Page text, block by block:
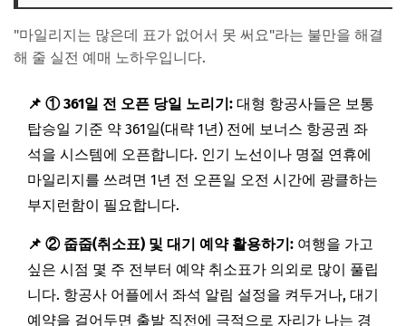
"마일리지는 많은데 표가 없어서 못 써요"라는 불만을 해결
해 줄 실전 예매 노하우입니다.
📌 ① 361일 전 오픈 당일 노리기: 대형 항공사들은 보통
탑승일 기준 약 361일(대략 1년) 전에 보너스 항공권 좌
석을 시스템에 오픈합니다. 인기 노선이나 명절 연휴에
마일리지를 쓰려면 1년 전 오픈일 오전 시간에 광클하는
부지런함이 필요합니다.
📌 ② 줍줍(취소표) 및 대기 예약 활용하기: 여행을 가고
싶은 시점 몇 주 전부터 예약 취소표가 의외로 많이 풀립
니다. 항공사 어플에서 좌석 알림 설정을 켜두거나, 대기
예약을 걸어두면 출발 직전에 극적으로 자리가 나는 경